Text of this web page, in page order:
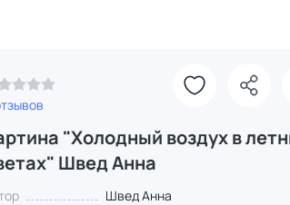
"Холодный воздух в
Швед Анна
Швед Анна